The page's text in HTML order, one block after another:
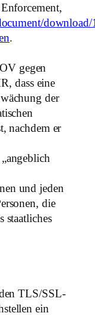
download/
.
gegen
dass eine
der
nachdem er
und jeden
die
staatliches
TLS/SSL-
ein